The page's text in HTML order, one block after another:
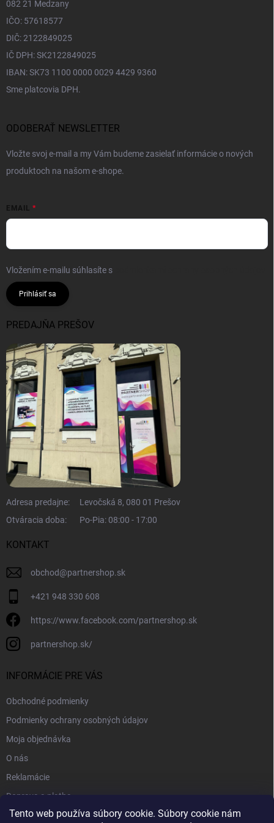
Tento web používa súbory cookie. Súbory cookie nám
082 21 Medzany
IČO: 57618577
DIČ: 2122849025
IČ DPH: SK2122849025
IBAN: SK73 1100 0000 0029 4429 9360
Sme platcovia DPH.
ODOBERAŤ NEWSLETTER
Vložte svoj e-mail a my Vám budeme zasielať informácie o nových
produktoch na našom e-shope.
EMAIL
Vložením e-mailu súhlasíte s
Prihlásiť sa
PREDAJŇA PREŠOV
Adresa predajne:
Levočská 8, 080 01 Prešov
Otváracia doba:
Po-Pia: 08:00 - 17:00
KONTAKT
obchod@partnershop.sk
+421 948 330 608
https://www.facebook.com/partnershop.sk
partnershop.sk/
INFORMÁCIE PRE VÁS
Obchodné podmienky
Podmienky ochrany osobných údajov
Moja objednávka
O nás
Reklamácie
Doprava a platba
Kontakt